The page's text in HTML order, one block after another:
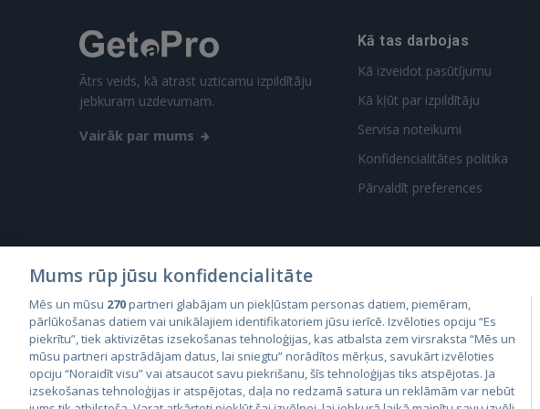
Ātrs veids, kā atrast uzticamu izpildītāju
jebkuram uzdevumam.
Vairāk par mums
Kā tas darbojas
Kā izveidot pasūtījumu
Kā kļūt par izpildītāju
Servisa noteikumi
Konfidencialitātes politika
Pārvaldīt preferences
City24.lv
City24.ee
GetaPro.lv
GetaPro.ee
Mums rūp jūsu konfidencialitāte
Mēs un mūsu 270partneri glabājam un piekļūstam personas datiem, piemēram,
pārlūkošanas datiem vai unikālajiem identifikatoriem jūsu ierīcē. Izvēloties opciju “Es
piekrītu”, tiek aktivizētas izsekošanas tehnoloģijas, kas atbalsta zem virsraksta “Mēs un
mūsu partneri apstrādājam datus, lai sniegtu” norādītos mērķus, savukārt izvēloties
opciju “Noraidīt visu” vai atsaucot savu piekrišanu, šīs tehnoloģijas tiks atspējotas. Ja
izsekošanas tehnoloģijas ir atspējotas, daļa no redzamā satura un reklāmām var nebūt